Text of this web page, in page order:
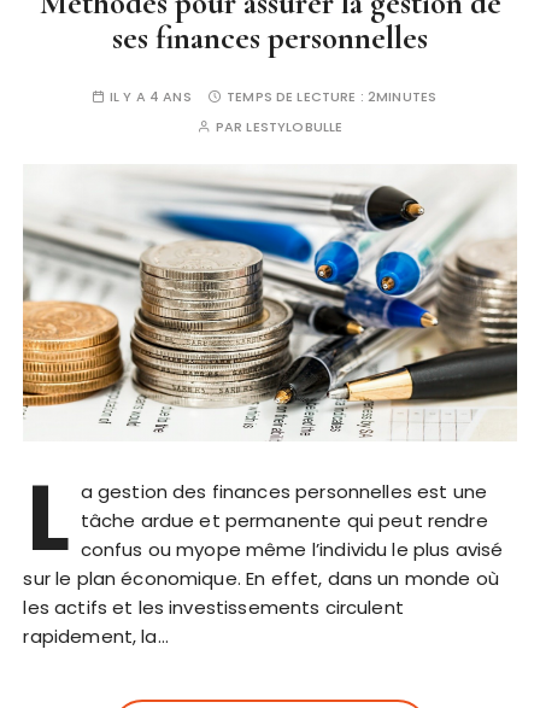
ses finances personnelles
IL Y A 4 ANS TEMPS DE LECTURE : 2MINUTES
PARLESTYLOBULLE
L a gestion des finances personnelles est une
tâche ardue et permanente qui peut rendre
confus ou myope même l’individu le plus avisé
sur le plan économique. En effet, dans un monde où
les actifs et les investissements circulent
rapidement, la…